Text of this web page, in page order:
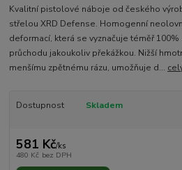
Kvalitní pistolové náboje od českého
střelou XRD Defense. Homogenní
deformací, která se vyznačuje téměř
průchodu jakoukoliv překážkou. Nižší
menšímu zpětnému rázu, umožňuje d...
Dostupnost Skladem
581 Kč/ks
480 Kč bez DPH